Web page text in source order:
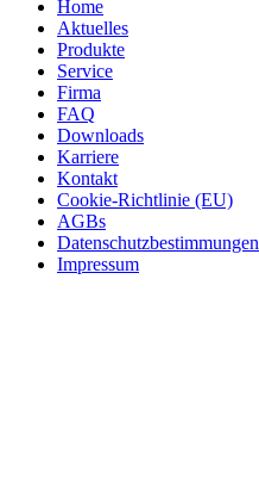
Home
Aktuelles
Produkte
Service
Firma
FAQ
Downloads
Karriere
Kontakt
Cookie-Richtlinie (EU)
AGBs
Datenschutzbestimmungen
Impressum